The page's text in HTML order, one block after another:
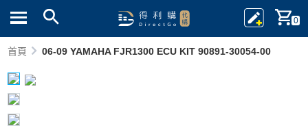
0
首頁 06-09 YAMAHA FJR1300 ECU KIT 90891-30054-00